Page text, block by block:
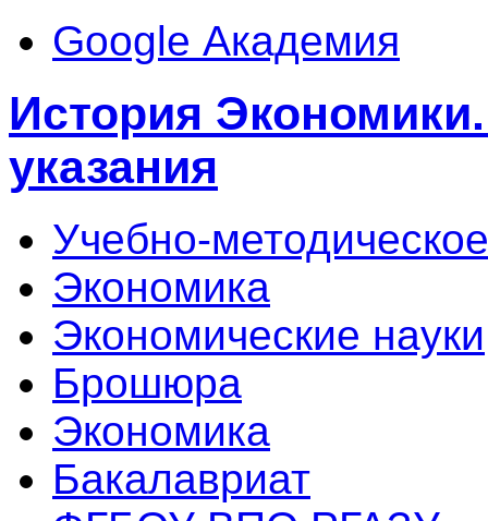
Google Академия
История
указания
Учебно-
Экономика
Экономические науки
Брошюра
Экономика
Бакалавриат